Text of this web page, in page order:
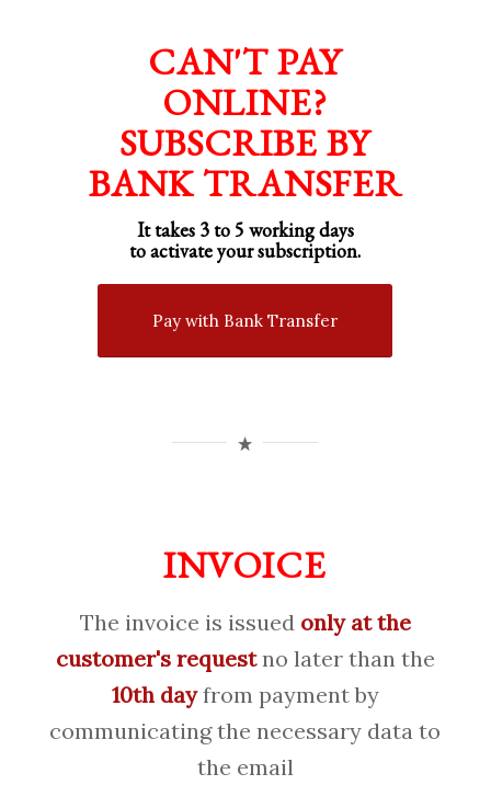
CAN'T PAY
ONLINE?
SUBSCRIBE BY
BANK TRANSFER
It takes 3 to 5 working days
to activate your subscription.
Pay with Bank Transfer
INVOICE
The invoice is issued only at the
customer's requestno later than the
10th dayfrom payment by
communicating the necessary data to
the email